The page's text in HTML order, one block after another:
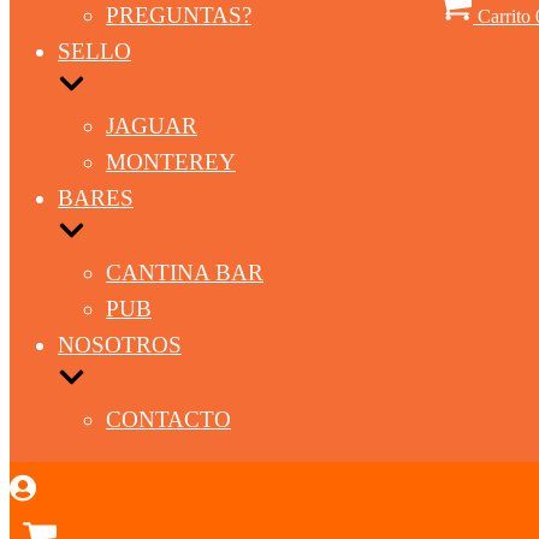
PREGUNTAS?
SELLO
JAGUAR
MONTEREY
BARES
CANTINA BAR
PUB
NOSOTROS
CONTACTO
Carrito